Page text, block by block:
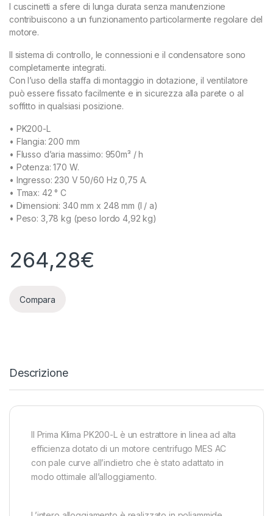
I cuscinetti a sfere di lunga durata senza manutenzione
contribuiscono a un funzionamento particolarmente regolare del
motore.
Il sistema di controllo, le connessioni e il condensatore sono
completamente integrati.
Con l’uso della staffa di montaggio in dotazione, il ventilatore
può essere fissato facilmente e in sicurezza alla parete o al
soffitto in qualsiasi posizione.
• PK200-L
• Flangia: 200 mm
• Flusso d’aria massimo: 950m³ / h
• Potenza: 170 W.
• Ingresso: 230 V 50/60 Hz 0,75 A.
• Tmax: 42 ° C
• Dimensioni: 340 mm x 248 mm (l / a)
• Peso: 3,78 kg (peso lordo 4,92 kg)
264,28€
Compara
Descrizione
Il Prima Klima PK200-L è un estrattore in linea ad alta
efficienza dotato di un motore centrifugo MES AC
con pale curve all’indietro che è stato adattato in
modo ottimale all’alloggiamento.